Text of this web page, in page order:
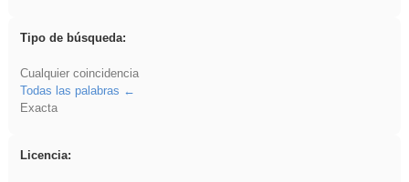
Tipo de búsqueda:
Cualquier coincidencia
Todas las palabras
Exacta
Licencia: